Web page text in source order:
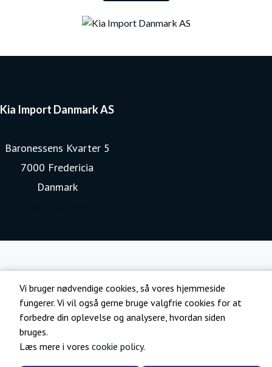
Vi bruger nødvendige cookies, så vores hjemmeside
fungerer. Vi vil også gerne bruge valgfrie cookies for at
forbedre din oplevelse og analysere, hvordan siden
bruges.
Læs mere i vores cookie policy.
Kia Import Danmark AS
Baronessens Kvarter 5
7000 Fredericia
Danmark